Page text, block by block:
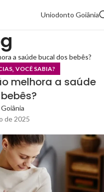
Uniodonto Goiânia
a saúde bucal dos bebês?
, VOCÊ SABIA?
melhora a saúde
de 2025